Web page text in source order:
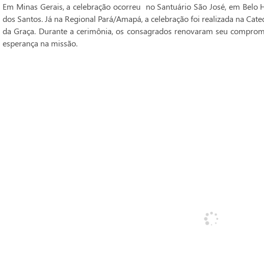
Em Minas Gerais, a celebração ocorreu no Santuário São José, em
dos Santos. Já na Regional Pará/Amapá, a celebração foi realizada na
da Graça. Durante a cerimônia, os consagrados renovaram seu
esperança na missão.